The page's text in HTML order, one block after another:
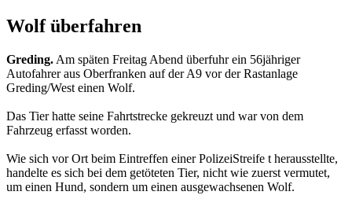
Wolf überfahren
Greding. Am späten Freitag Abend überfuhr ein 56jähriger
Autofahrer aus Oberfranken auf der A9 vor der Rastanlage
Greding/West einen Wolf.
Das Tier hatte seine Fahrtstrecke gekreuzt und war von dem
Fahrzeug erfasst worden.
Wie sich vor Ort beim Eintreffen einer PolizeiStreife t herausstellte,
handelte es sich bei dem getöteten Tier, nicht wie zuerst vermutet,
um einen Hund, sondern um einen ausgewachsenen Wolf.